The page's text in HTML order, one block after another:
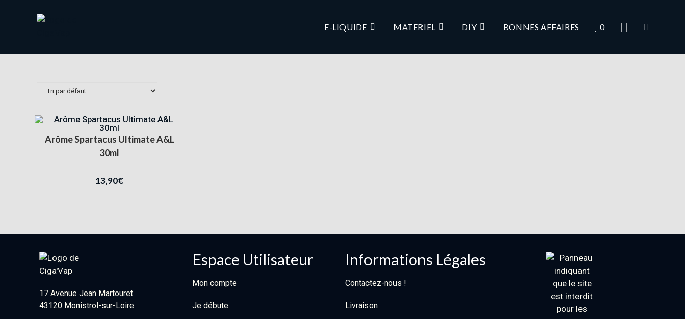
E-LIQUIDE MATERIEL DIY BONNES AFFAIRES 0
Arôme Spartacus Ultimate A&L
30ml
13,90€
17 Avenue Jean Martouret
43120 Monistrol-sur-Loire
Espace Utilisateur
Mon compte
Je débute
Informations Légales
Contactez-nous !
Livraison